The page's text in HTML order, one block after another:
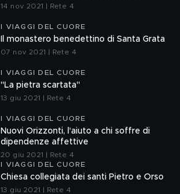
14 nov 2021 | Rete 4
I VIAGGI DEL CUORE
Il monastero benedettino di Santa Grata
07 nov 2021 | Rete 4
I VIAGGI DEL CUORE
"La pietra scartata"
13 giu 2021 | Rete 4
I VIAGGI DEL CUORE
Nuovi Orizzonti, l'aiuto a chi soffre di
dipendenze affettive
20 giu 2021 | Rete 4
I VIAGGI DEL CUORE
Chiesa collegiata dei santi Pietro e Orso
13 giu 2021 | Rete 4